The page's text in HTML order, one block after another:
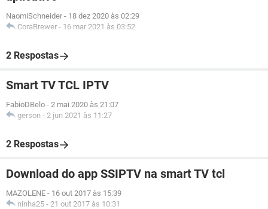
NaomiSchneider - 18 dez 2020 às 02:29
CoraBrewer - 16 mar 2021 às 03:52
2 Respostas
Smart TV TCL IPTV
FabioDBelo - 2 mai 2020 às 21:07
gerson - 2 jun 2021 às 11:27
2 Respostas
Download do app SSIPTV na smart TV tcl
MAZOLENE - 16 out 2017 às 15:39
ninha25 - 21 out 2017 às 10:31